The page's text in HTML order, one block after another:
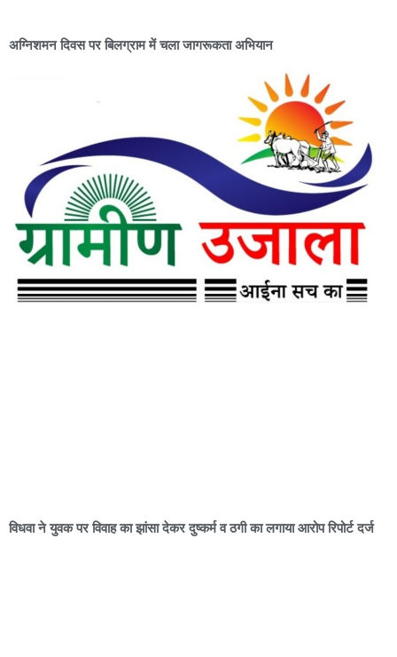
अग्निशमन दिवस पर बिलग्राम में चला जागरूकता अभियान
विधवा ने युवक पर विवाह का झांसा देकर दुष्कर्म व ठगी का लगाया आरोप रिपोर्ट दर्ज